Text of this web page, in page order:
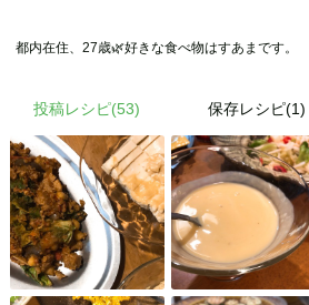
都内在住、27歳🌿好きな食べ物はすあまです。
投稿レシピ(53) 保存レシピ(1)